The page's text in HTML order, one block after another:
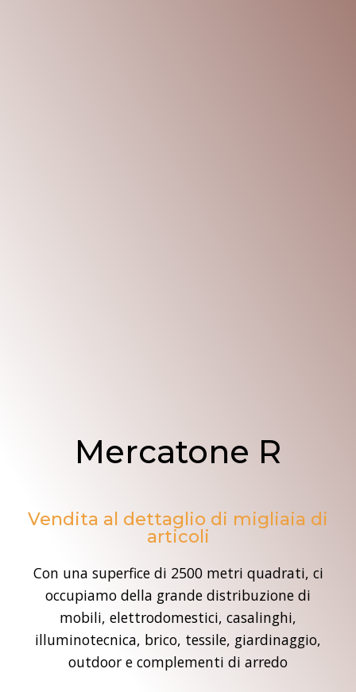
Mercatone R
Vendita al dettaglio di migliaia di
articoli
Con una superfice di 2500 metri quadrati, ci
occupiamo della grande distribuzione di
mobili, elettrodomestici, casalinghi,
illuminotecnica, brico, tessile, giardinaggio,
outdoor e complementi di arredo